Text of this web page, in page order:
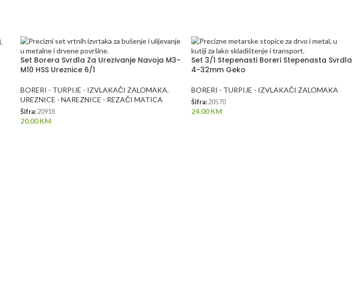
Set Borera Svrdla Za Urezivanje Navoja M3-
M10 HSS Ureznice 6/1
BORERI - TURPIJE - IZVLAKAČI ZALOMAKA,
UREZNICE - NAREZNICE - REZAČI MATICA
Šifra: 20918
20.00KM
Set 3/1 Stepenasti Boreri Stepenasta Svrdla
4-32mm Geko
BORERI - TURPIJE - IZVLAKAČI ZALOMAKA
Šifra: 20570
24.00KM